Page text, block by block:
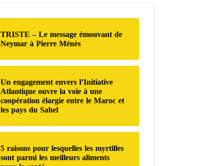
c
h
e
TRISTE – Le message émouvant de
Neymar à Pierre Ménès
Un engagement envers l’Initiative
Atlantique ouvre la voie à une
coopération élargie entre le Maroc et
les pays du Sahel
5 raisons pour lesquelles les myrtilles
sont parmi les meilleurs aliments